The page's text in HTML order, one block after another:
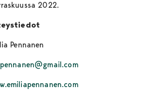
2022.
Pennanen